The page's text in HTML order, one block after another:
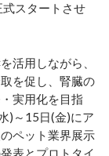
スタートさせ
活用しながら、
を促し、腎臓の
実用化を目指
)～15日(金)にア
ペット業界展示